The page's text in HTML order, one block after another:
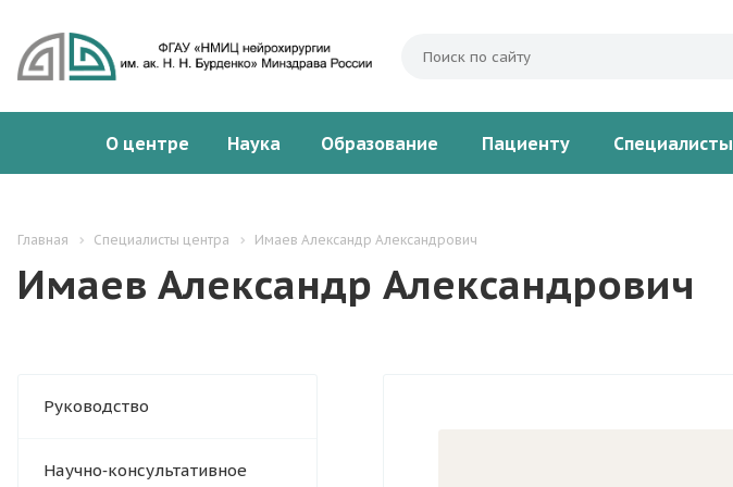
О центре Наука Образование Пациенту Специалисты
Главная Специалисты центра Имаев Александр Александрович
Имаев Александр Александрович
Руководство
Научно‑консультативное